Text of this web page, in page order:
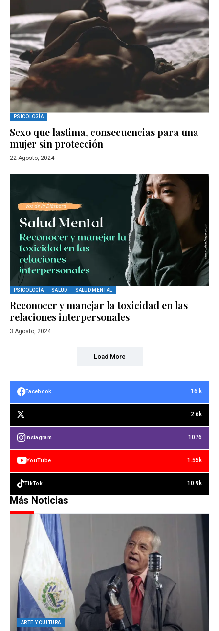
PSICOLOGÍA
Sexo que lastima, consecuencias para una
mujer sin protección
22 Agosto, 2024
PSICOLOGÍA SALUD SALUD MENTAL
Reconocer y manejar la toxicidad en las
relaciones interpersonales
3 Agosto, 2024
Load More
Facebook 16 k
2.6k
Instagram 1076
YouTube 1.55k
TikTok 10.9k
Más Noticias
ARTE Y CULTURA